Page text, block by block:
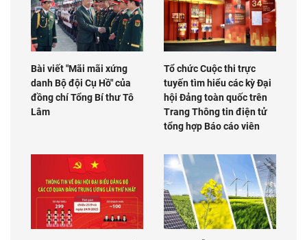
Bài viết "Mãi mãi xứng
danh Bộ đội Cụ Hồ" của
đồng chí Tổng Bí thư Tô
Lâm
Tổ chức Cuộc thi trực
tuyến tìm hiểu các kỳ Đại
hội Đảng toàn quốc trên
Trang Thông tin điện tử
tổng hợp Báo cáo viên